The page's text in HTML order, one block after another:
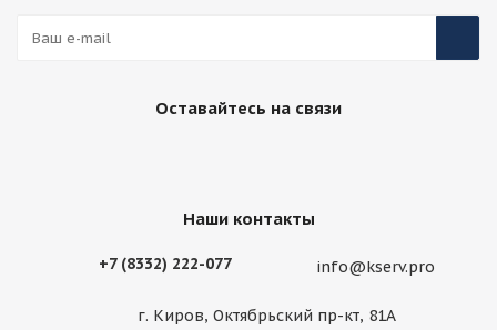
Оставайтесь на связи
Наши контакты
+7 (8332) 222-077 info@kserv.pro
г. Киров, Октябрьский пр-кт, 81А